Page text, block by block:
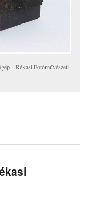
– Rékasi Fotóművészeti